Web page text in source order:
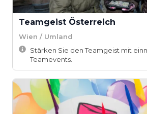
Teamgeist Österreich
Wien / Umland
Stärken Sie den Teamgeist mit
Teamevents.